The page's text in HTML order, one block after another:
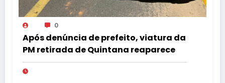
0
Após denúncia de prefeito, viatura da
PM retirada de Quintana reaparece